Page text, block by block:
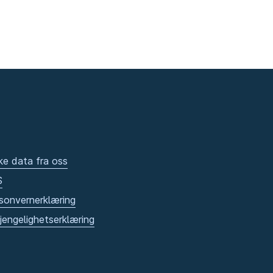
data fra oss